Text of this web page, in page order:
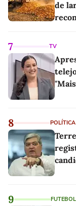
de
7 TV
8 POLÍTICA
9 FUTEBOL